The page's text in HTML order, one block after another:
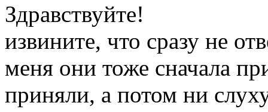
Здравствуйте!
извините, что сразу не
меня они тоже сначала
приняли, а потом ни